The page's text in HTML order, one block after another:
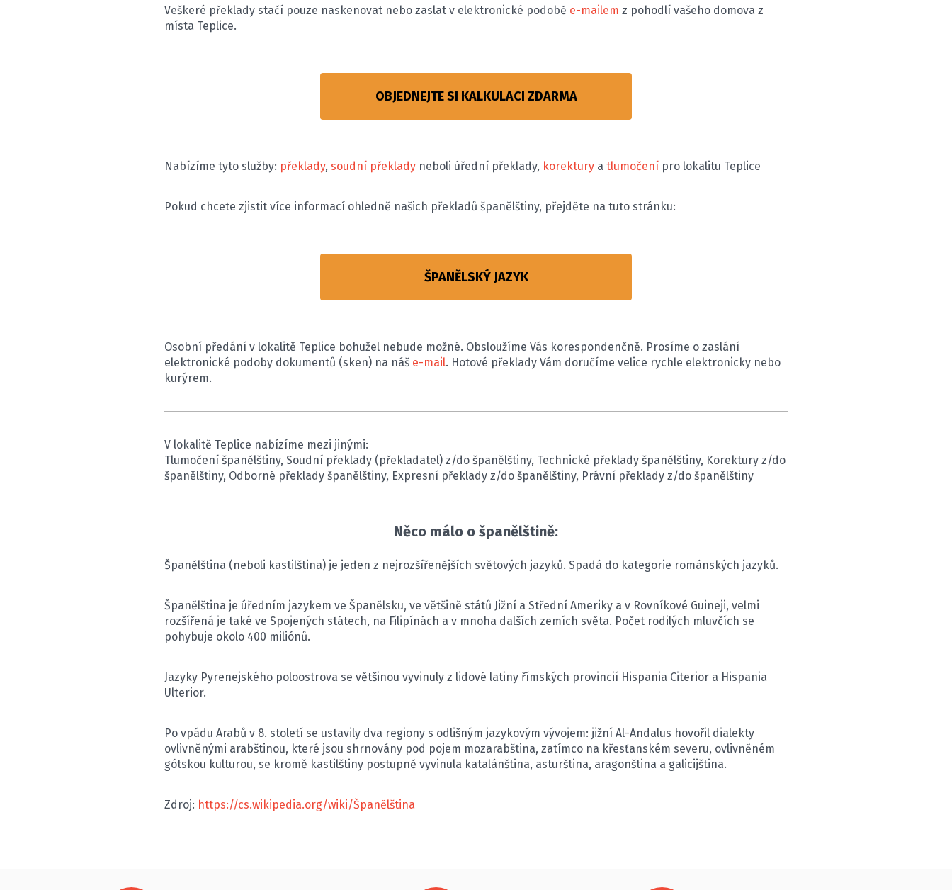
Veškeré překlady stačí pouze naskenovat nebo zaslat v elektronické podobě e-mailem z pohodlí vašeho domova z
místa Teplice.
OBJEDNEJTE SI KALKULACI ZDARMA
Nabízíme tyto služby: překlady, soudní překlady neboli úřední překlady, korektury a tlumočení pro lokalitu Teplice
Pokud chcete zjistit více informací ohledně našich překladů španělštiny, přejděte na tuto stránku:
ŠPANĚLSKÝ JAZYK
Osobní předání v lokalitě Teplice bohužel nebude možné. Obsloužíme Vás korespondenčně. Prosíme o zaslání
elektronické podoby dokumentů (sken) na náš e-mail. Hotové překlady Vám doručíme velice rychle elektronicky nebo
kurýrem.
V lokalitě Teplice nabízíme mezi jinými:
Tlumočení španělštiny, Soudní překlady (překladatel) z/do španělštiny, Technické překlady španělštiny, Korektury z/do
španělštiny, Odborné překlady španělštiny, Expresní překlady z/do španělštiny, Právní překlady z/do španělštiny
Něco málo o španělštině:
Španělština (neboli kastilština) je jeden z nejrozšířenějších světových jazyků. Spadá do kategorie románských jazyků.
Španělština je úředním jazykem ve Španělsku, ve většině států Jižní a Střední Ameriky a v Rovníkové Guineji, velmi
rozšířená je také ve Spojených státech, na Filipínách a v mnoha dalších zemích světa. Počet rodilých mluvčích se
pohybuje okolo 400 miliónů.
Jazyky Pyrenejského poloostrova se většinou vyvinuly z lidové latiny římských provincií Hispania Citerior a Hispania
Ulterior.
Po vpádu Arabů v 8. století se ustavily dva regiony s odlišným jazykovým vývojem: jižní Al-Andalus hovořil dialekty
ovlivněnými arabštinou, které jsou shrnovány pod pojem mozarabština, zatímco na křesťanském severu, ovlivněném
gótskou kulturou, se kromě kastilštiny postupně vyvinula katalánština, asturština, aragonština a galicijština.
Zdroj: https://cs.wikipedia.org/wiki/Španělština